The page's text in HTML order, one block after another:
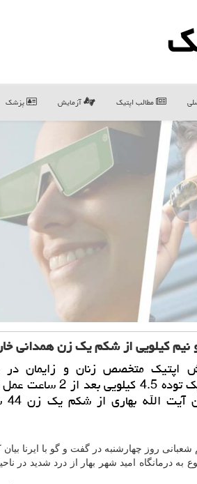
مطالب اپتیك آزمایش پزشک
اپتیك متخصص زنان و زایمان در
داشت: یك توده 4.5 كیلویی
شعبانی روز چهارشنبه در گفت و گو با ایرنا
به درمانگاه امید شهر بهار از درد شدید در